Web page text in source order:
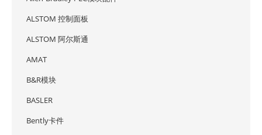
ALSTOM 控制面板
ALSTOM 阿尔斯通
AMAT
B&R模块
BASLER
Bently卡件